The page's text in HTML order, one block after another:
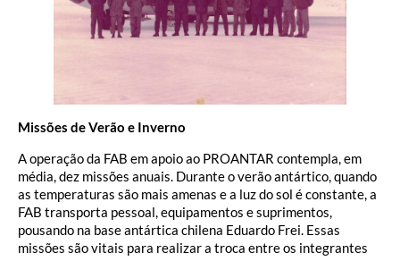
Missões de Verão e Inverno
A operação da FAB em apoio ao PROANTAR contempla, em
média, dez missões anuais. Durante o verão antártico, quando
as temperaturas são mais amenas e a luz do sol é constante, a
FAB transporta pessoal, equipamentos e suprimentos,
pousando na base antártica chilena Eduardo Frei. Essas
missões são vitais para realizar a troca entre os integrantes